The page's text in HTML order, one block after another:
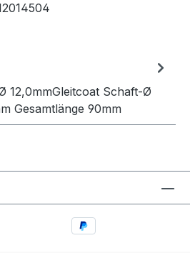
12,0mmGleitcoat Schaft-Ø
Gesamtlänge 90mm